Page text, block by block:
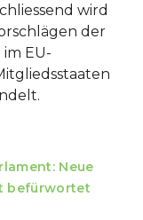
wird
der
EU-
Neue
befürwortet